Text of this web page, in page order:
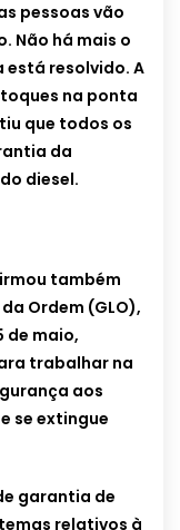
pessoas vão
Não há mais o
está resolvido. A
na ponta
que todos os
da
diesel.
também
Ordem (GLO),
de maio,
trabalhar na
aos
se extingue
garantia de
relativos à